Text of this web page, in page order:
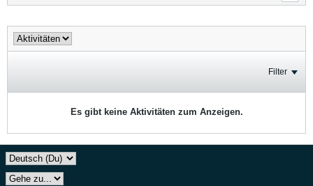
Filter
Es gibt keine Aktivitäten zum Anzeigen.